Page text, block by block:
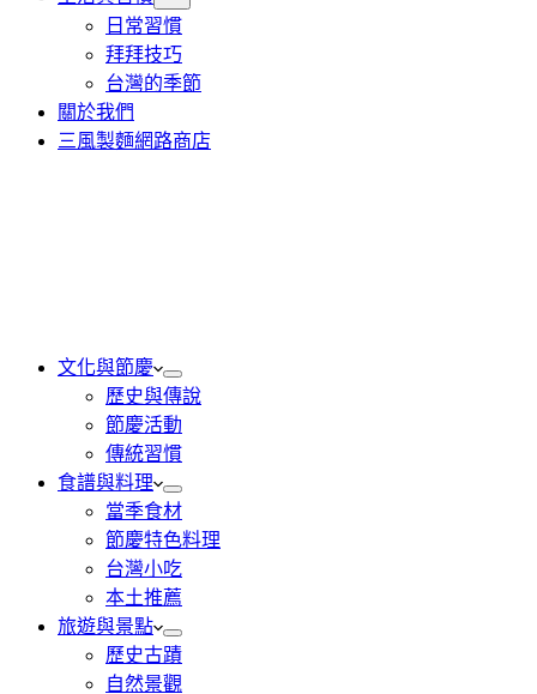
日常習慣
拜拜技巧
台灣的季節
關於我們
三風製麵網路商店
文化與節慶
歷史與傳說
節慶活動
傳統習慣
食譜與料理
當季食材
節慶特色料理
台灣小吃
本土推薦
旅遊與景點
歷史古蹟
自然景觀